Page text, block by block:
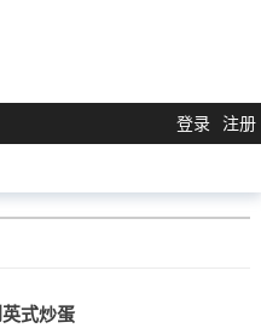
登录 注册
式炒蛋